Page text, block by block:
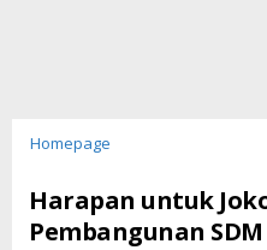
Homepage
-
Ma'ruf
Harapan untuk
Pembangunan SDM